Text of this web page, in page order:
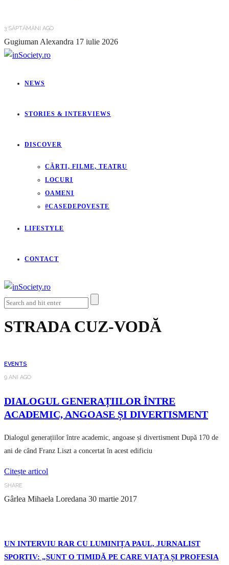
3 SĂPTĂMÂNI AGO
Gugiuman Alexandra 17 iulie 2026
NEWS
STORIES & INTERVIEWS
DISCOVER
CĂRTI, FILME, TEATRU
LOCURI
OAMENI
#CASEDEPOVESTE
LIFESTYLE
CONTACT
STRADA CUZ-VODĂ
EVENTS
9 ANI AGO
DIALOGUL GENERAȚIILOR ÎNTRE
ACADEMIC, ANGOASE ȘI DIVERTISMENT
Dialogul generațiilor între academic, angoase și divertisment După 170 de
ani de când Franz Liszt a concertat în acest edificiu
Citește articol
SHARE
Gârlea Mihaela Loredana 30 martie 2017
UN INTERVIU RAR CU LUMINIȚA PAUL, JURNALIST
SPORTIV: „SUNT O TIMIDĂ PE CARE VIAȚA ȘI PROFESIA